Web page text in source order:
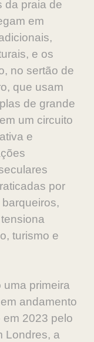
da praia de
em
e os
no sertão de
que usam
de grande
um circuito
e
por
turismo e
primeira
andamento
em 2023 pelo
Londres, a